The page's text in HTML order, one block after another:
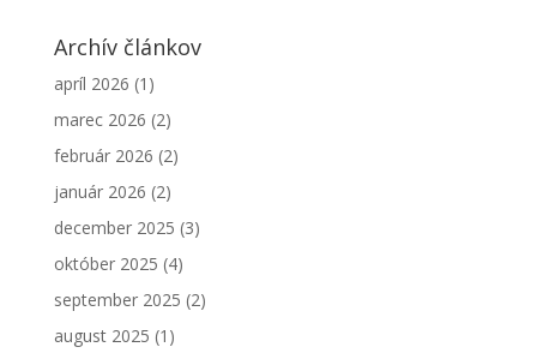
Archív článkov
apríl 2026 (1)
marec 2026 (2)
február 2026 (2)
január 2026 (2)
december 2025 (3)
október 2025 (4)
september 2025 (2)
august 2025 (1)